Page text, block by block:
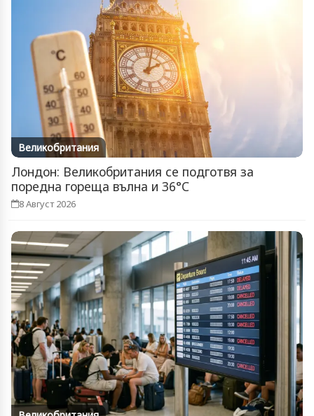
Великобритания
Лондон: Великобритания се подготвя за
поредна гореща вълна и 36°C
8 Август 2026